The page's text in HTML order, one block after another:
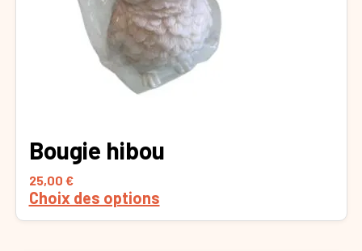
Bougie hibou
25,00 €
Choix des options
peuvent
produit